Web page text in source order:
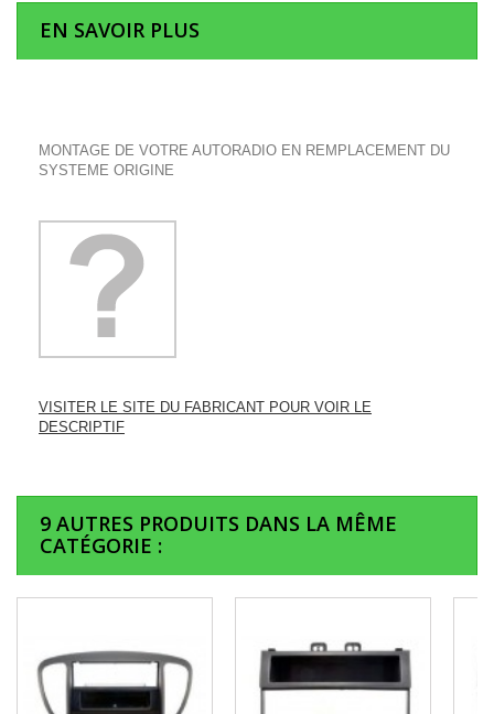
EN SAVOIR PLUS
MONTAGE DE VOTRE AUTORADIO EN REMPLACEMENT DU
SYSTEME ORIGINE
VISITER LE SITE DU FABRICANT POUR VOIR LE
DESCRIPTIF
9 AUTRES PRODUITS DANS LA MÊME
CATÉGORIE :